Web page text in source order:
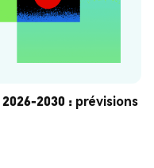
2030 : prévisions